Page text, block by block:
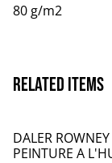
80 g/m2
Related items
DALER
PEINTURE A